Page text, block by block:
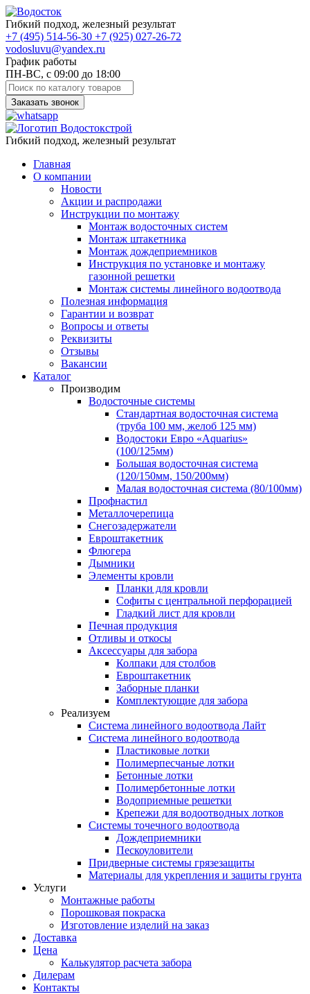
Гибкий подход, железный результат
+7 (495) 514-56-30 +7 (925) 027-26-72
vodosluvu@yandex.ru
График работы
ПН-ВС, с 09:00 до 18:00
Заказать звонок
Гибкий подход, железный результат
Главная
О компании
Новости
Акции и распродажи
Инструкции по монтажу
Монтаж водосточных систем
Монтаж штакетника
Монтаж дождеприемников
Инструкция по установке и монтажу
газонной решетки
Монтаж системы линейного водоотвода
Полезная информация
Гарантии и возврат
Вопросы и ответы
Реквизиты
Отзывы
Вакансии
Каталог
Производим
Водосточные системы
Стандартная водосточная система
(труба 100 мм, желоб 125 мм)
Водостоки Евро «Aquarius»
(100/125мм)
Большая водосточная система
(120/150мм, 150/200мм)
Малая водосточная система (80/100мм)
Профнастил
Металлочерепица
Снегозадержатели
Евроштакетник
Флюгера
Дымники
Элементы кровли
Планки для кровли
Софиты с центральной перфорацией
Гладкий лист для кровли
Печная продукция
Отливы и откосы
Аксессуары для забора
Колпаки для столбов
Евроштакетник
Заборные планки
Комплектующие для забора
Реализуем
Система линейного водоотвода Лайт
Система линейного водоотвода
Пластиковые лотки
Полимерпесчаные лотки
Бетонные лотки
Полимербетонные лотки
Водоприемные решетки
Крепежи для водоотводных лотков
Системы точечного водоотвода
Дождеприемники
Пескоуловители
Придверные системы грязезащиты
Материалы для укрепления и защиты грунта
Услуги
Монтажные работы
Порошковая покраска
Изготовление изделий на заказ
Доставка
Цена
Калькулятор расчета забора
Дилерам
Контакты